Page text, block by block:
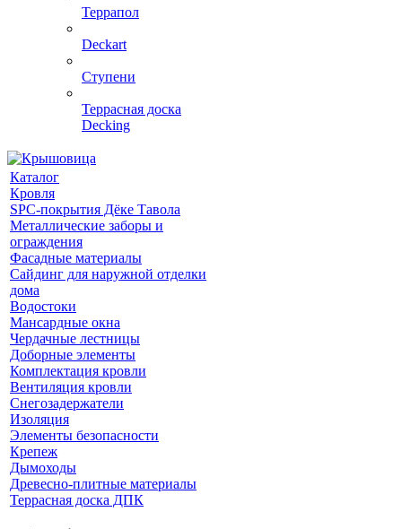
Террапол
Deckart
Ступени
Террасная доска
Decking
Каталог
Кровля
SPC-покрытия Дёке Тавола
Металлические заборы и
ограждения
Фасадные материалы
Сайдинг для наружной отделки
дома
Водостоки
Мансардные окна
Чердачные лестницы
Доборные элементы
Комплектация кровли
Вентиляция кровли
Снегозадержатели
Изоляция
Элементы безопасности
Крепеж
Дымоходы
Древесно-плитные материалы
Террасная доска ДПК